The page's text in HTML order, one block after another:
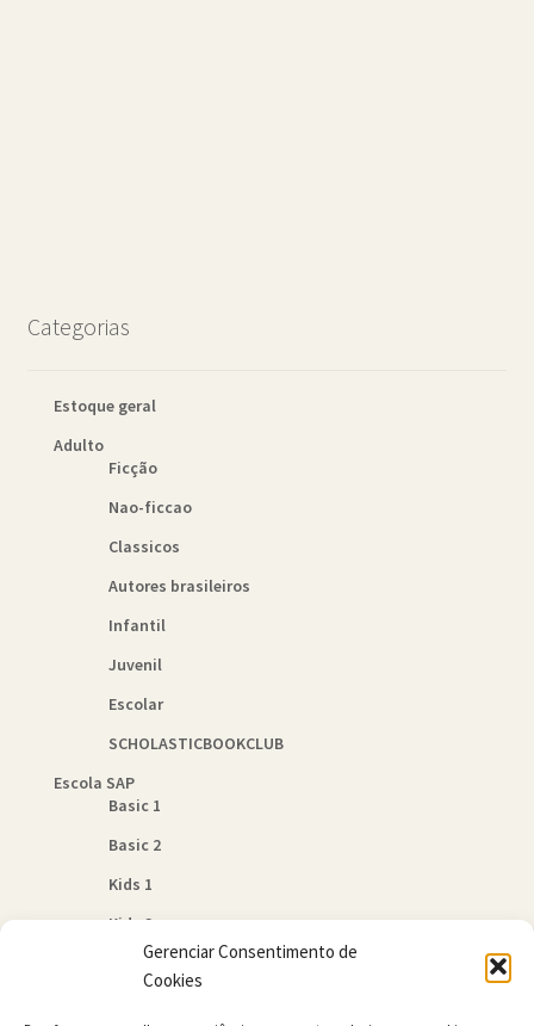
Gerenciar Consentimento de
Cookies
Categorias
Estoque geral
Adulto
Ficção
Nao-ficcao
Classicos
Autores brasileiros
Infantil
Juvenil
Escolar
SCHOLASTICBOOKCLUB
Escola SAP
Basic 1
Basic 2
Kids 1
Kids 2
Quem Somos